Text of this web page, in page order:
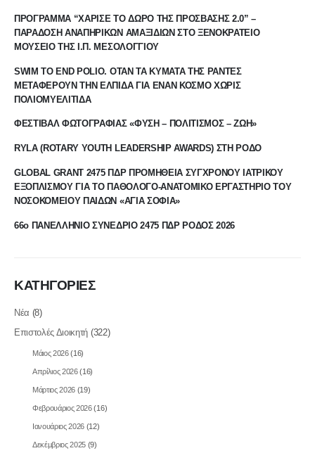
ΠΡΟΓΡΑΜΜΑ “ΧΑΡΙΣΕ ΤΟ ΔΩΡΟ ΤΗΣ ΠΡΟΣΒΑΣΗΣ 2.0” –
ΠΑΡΑΔΟΣΗ ΑΝΑΠΗΡΙΚΩΝ ΑΜΑΞΙΔΙΩΝ ΣΤΟ ΞΕΝΟΚΡΑΤΕΙΟ
ΜΟΥΣΕΙΟ ΤΗΣ Ι.Π. ΜΕΣΟΛΟΓΓΙΟΥ
SWIM TO END POLIO. ΟΤΑΝ ΤΑ ΚΥΜΑΤΑ ΤΗΣ ΡΑΝΤΕΣ
ΜΕΤΑΦΕΡΟΥΝ ΤΗΝ ΕΛΠΙΔΑ ΓΙΑ ΕΝΑΝ ΚΟΣΜΟ ΧΩΡΙΣ
ΠΟΛΙΟΜΥΕΛΙΤΙΔΑ
ΦΕΣΤΙΒΑΛ ΦΩΤΟΓΡΑΦΙΑΣ «ΦΥΣΗ – ΠΟΛΙΤΙΣΜΟΣ – ΖΩΗ»
RYLA (ROTARY YOUTH LEADERSHIP AWARDS) ΣΤΗ ΡΟΔΟ
GLOBAL GRANT 2475 ΠΔΡ ΠΡΟΜΗΘΕΙΑ ΣΥΓΧΡΟΝΟΥ ΙΑΤΡΙΚΟΥ
ΕΞΟΠΛΙΣΜΟΥ ΓΙΑ ΤΟ ΠΑΘΟΛΟΓΟ-ΑΝΑΤΟΜΙΚΟ ΕΡΓΑΣΤΗΡΙΟ ΤΟΥ
ΝΟΣΟΚΟΜΕΙΟΥ ΠΑΙΔΩΝ «ΑΓΙΑ ΣΟΦΙΑ»
66ο ΠΑΝΕΛΛΗΝΙΟ ΣΥΝΕΔΡΙΟ 2475 ΠΔΡ ΡΟΔΟΣ 2026
ΚΑΤΗΓΟΡΙΕΣ
Νέα (8)
Επιστολές Διοικητή (322)
Μάιος 2026(16)
Απρίλιος 2026(16)
Μάρτιος 2026 (19)
Φεβρουάριος 2026(16)
Ιανουάριος 2026 (12)
Δεκέμβριος 2025 (9)